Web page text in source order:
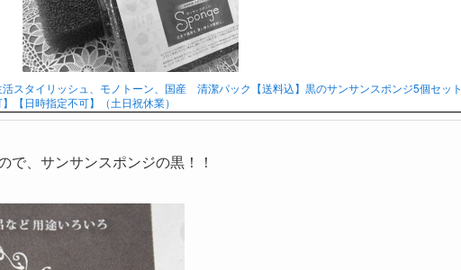
スタイリッシュ、モノトーン、国産 清潔パック【送料込】黒のサンサンスポンジ5個セット
【日時指定不可】（土日祝休業）
で、サンサンスポンジの黒！！